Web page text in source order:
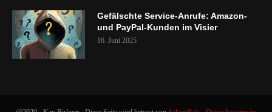
Gefälschte Service-Anrufe: Amazon-
und PayPal-Kunden im Visier
16. Juni 2025